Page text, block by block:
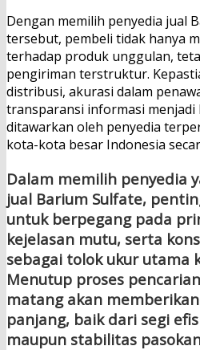
Dengan memilih penyedia jual
tersebut, pembeli tidak hanya
terhadap produk unggulan,
pengiriman terstruktur.
distribusi, akurasi dalam
transparansi informasi
ditawarkan oleh penyedia
kota-kota besar Indonesia
Dalam memilih penyedia
jual Barium Sulfate,
untuk berpegang pada
kejelasan mutu, serta
sebagai tolok ukur utama
Menutup proses
matang akan
panjang, baik dari segi
maupun stabilitas